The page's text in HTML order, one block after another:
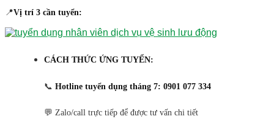
📍Vị trí 3 cần tu​yển:
CÁCH THỨC ỨNG TUYỂN:
📞 Hotline tuyển dụng tháng 7: 0901 077 334
💬 Zalo/call trực tiếp để được tư vấn chi tiết